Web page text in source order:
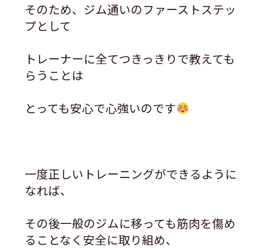
そのため、ジム通いのファーストステッ
プとして
トレーナーに全てつきっきりで教えても
らうことは
とっても安心で心強いのです
一度正しいトレーニングができるように
なれば、
その後一般のジムに移っても筋肉を傷め
ることなく安全に取り組め、